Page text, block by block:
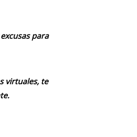
para
virtuales, te